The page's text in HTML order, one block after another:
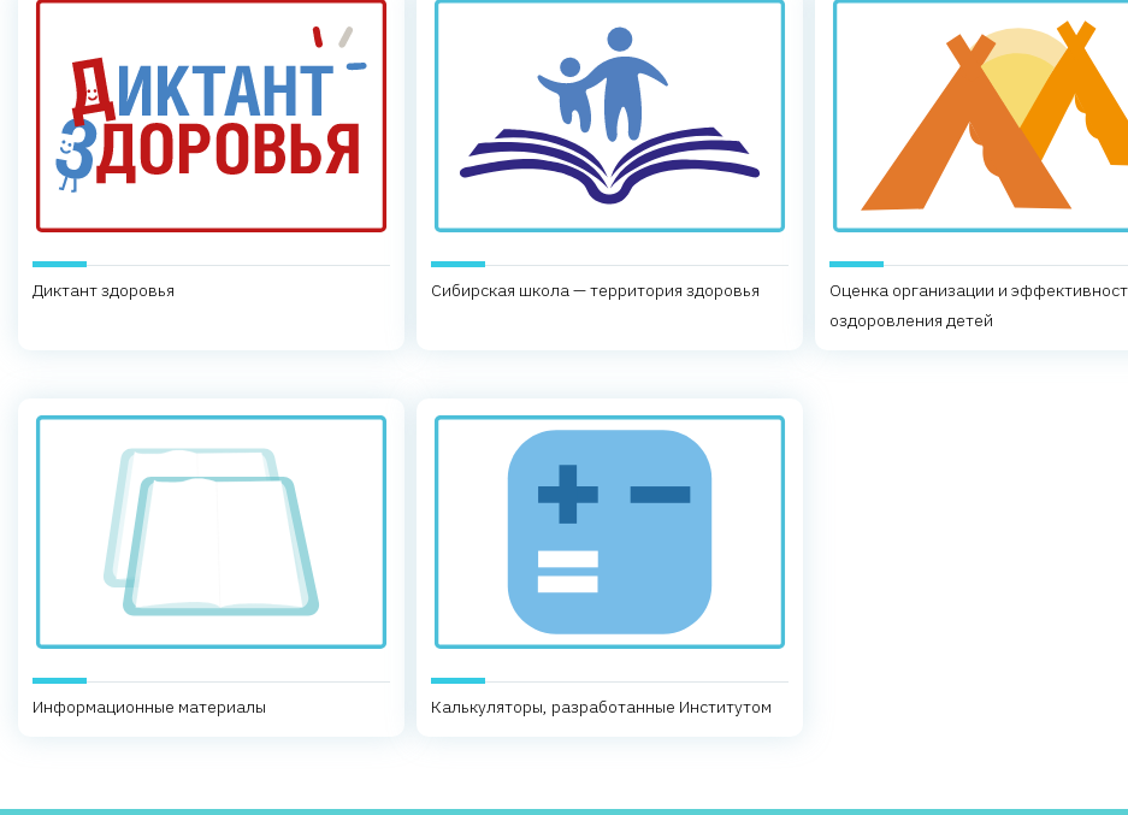
Диктант здоровья Сибирская школа — территория здоровья
Оценка организации и
оздоровления детей
Информационные материалы Калькуляторы, разработанные Институтом